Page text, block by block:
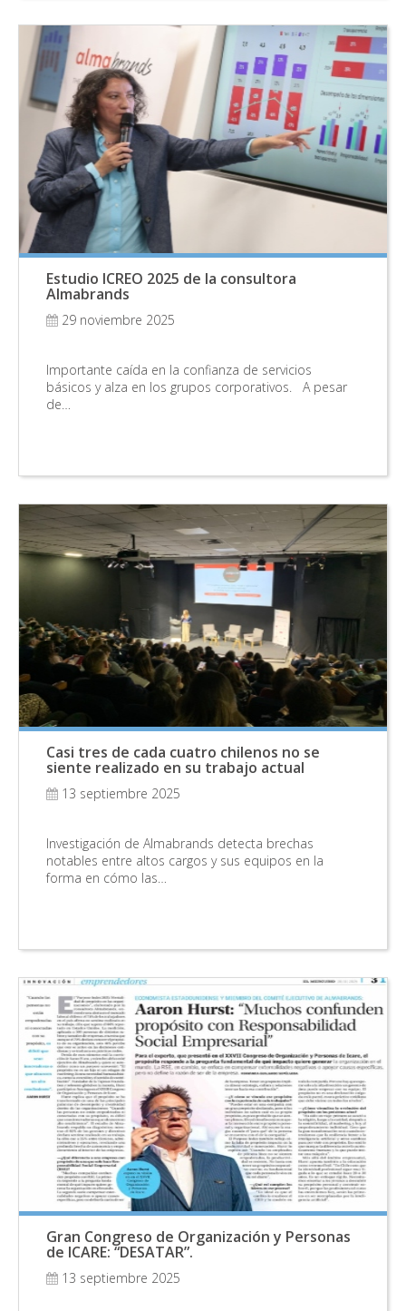
Estudio ICREO 2025 de la consultora
Almabrands
29 noviembre 2025
Importante caída en la confianza de servicios
básicos y alza en los grupos corporativos. A pesar
de…
Casi tres de cada cuatro chilenos no se
siente realizado en su trabajo actual
13 septiembre 2025
Investigación de Almabrands detecta brechas
notables entre altos cargos y sus equipos en la
forma en cómo las…
Gran Congreso de Organización y Personas
de ICARE: “DESATAR”.
13 septiembre 2025